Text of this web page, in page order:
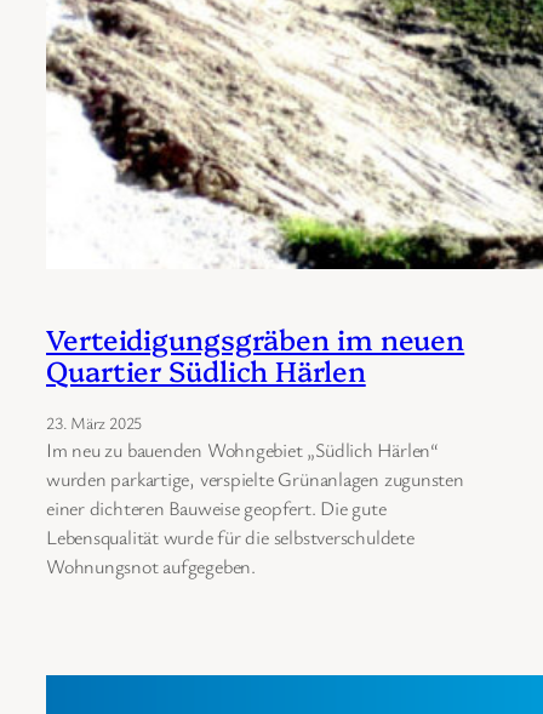
Verteidigungsgräben im neuen
Quartier Südlich Härlen
23. März 2025
Im neu zu bauenden Wohngebiet „Südlich Härlen“
wurden parkartige, verspielte Grünanlagen zugunsten
einer dichteren Bauweise geopfert. Die gute
Lebensqualität wurde für die selbstverschuldete
Wohnungsnot aufgegeben.